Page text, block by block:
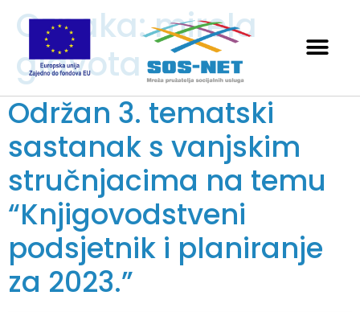
Oznaka:mirela
glavota
Održan 3. tematski
sastanak s vanjskim
stručnjacima na temu
“Knjigovodstveni
podsjetnik i planiranje
za 2023.”